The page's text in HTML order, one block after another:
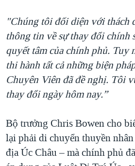
"Chúng tôi đối diện với thách
thông tin về sự thay đổi chính
quyết tâm của chính phủ. Tuy
thi hành tất cả những biện
Chuyên Viên đã đề nghị. Tôi
thay đổi ngày hôm nay.”
Bộ trưởng Chris Bowen cho
lại phải di chuyển thuyền
địa Úc Châu – mà chính phủ